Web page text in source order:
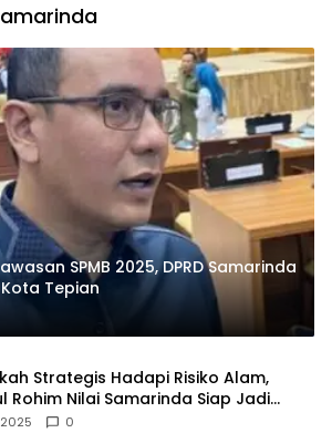
SPMB 2025, DPRD Samarinda
Tepian
Strategis Hadapi Risiko Alam,
Rohim Nilai Samarinda Siap Jadi
Logistik Bencana Kalimantan
0